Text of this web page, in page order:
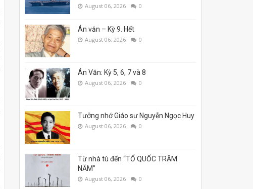
August 06, 2026 0
Án văn – Kỳ 9. Hết
August 06, 2026 0
Án Văn: Kỳ 5, 6, 7 và 8
August 06, 2026 0
Tưởng nhớ Giáo sư Nguyễn Ngọc Huy
August 06, 2026 0
Từ nhà tù đến “TỔ QUỐC TRĂM
NĂM”
August 06, 2026 0